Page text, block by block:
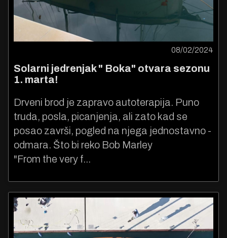
08/02/2024
Solarni jedrenjak " Boka" otvara sezonu
1. marta!
Drveni brod je zapravo autoterapija. Puno
truda, posla, picanjenja, ali zato kad se
posao završi, pogled na njega jednostavno -
odmara. Što bi reko Bob Marley
"From the very f...